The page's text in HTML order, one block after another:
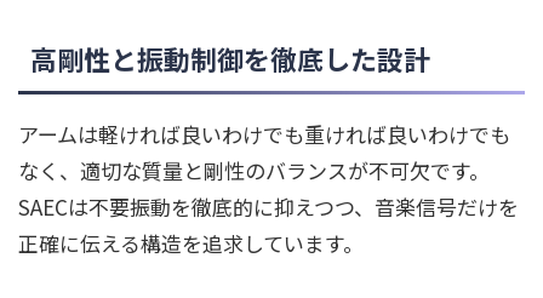
高剛性と振動制御を徹底した設計
アームは軽ければ良いわけでも重ければ良いわけでも
なく、適切な質量と剛性のバランスが不可欠です。
SAECは不要振動を徹底的に抑えつつ、音楽信号だけを
正確に伝える構造を追求しています。